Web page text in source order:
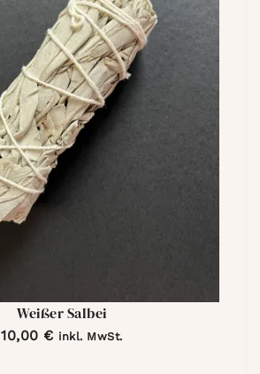
Weißer Salbei
10,00 € inkl. MwSt.